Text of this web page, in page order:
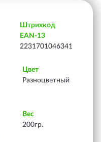
Штрихкод
EAN-13
2231701046341
Цвет
Разноцветный
Вес
200гр.